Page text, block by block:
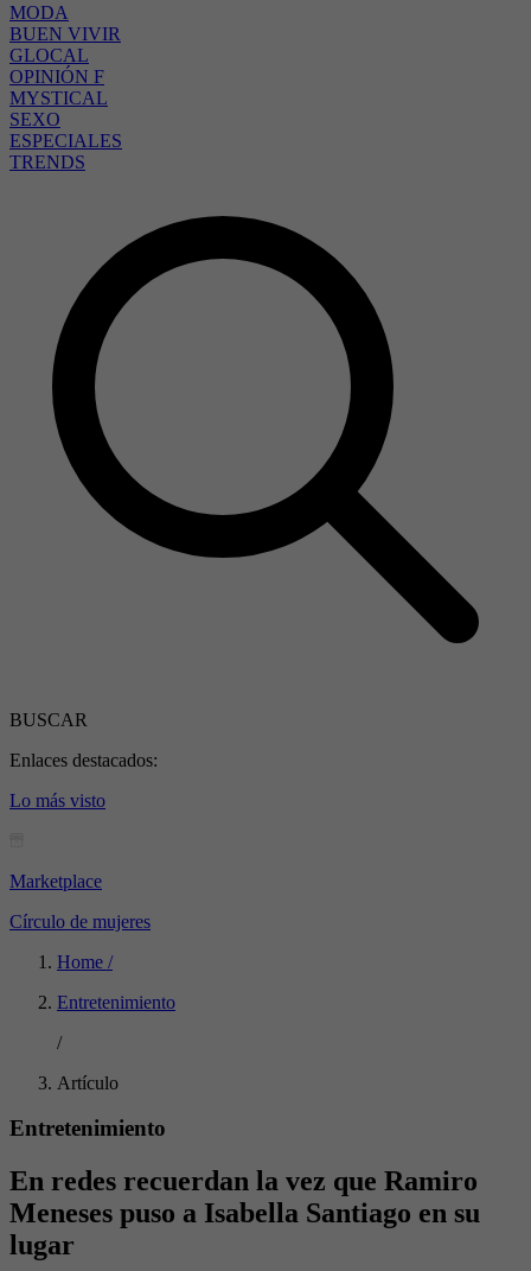
MODA
BUEN VIVIR
GLOCAL
OPINIÓN F
MYSTICAL
SEXO
ESPECIALES
TRENDS
BUSCAR
Enlaces destacados:
Lo más visto
Marketplace
Círculo de mujeres
Home /
Entretenimiento
/
Artículo
Entretenimiento
En redes recuerdan la vez que Ramiro
Meneses puso a Isabella Santiago en su
lugar